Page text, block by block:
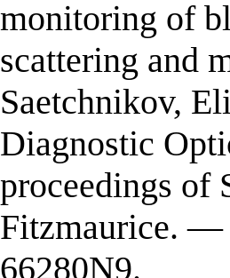
monitoring of
scattering and
Saetchnikov,
Diagnostic
proceedings of
Fitzmaurice.
66280N9.